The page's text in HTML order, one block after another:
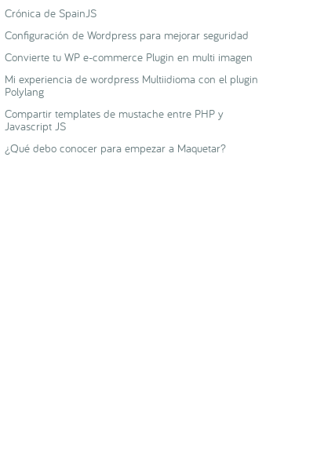
Crónica de SpainJS
Configuración de Wordpress para mejorar seguridad
Convierte tu WP e-commerce Plugin en multi imagen
Mi experiencia de wordpress Multiidioma con el plugin
Polylang
Compartir templates de mustache entre PHP y
Javascript JS
¿Qué debo conocer para empezar a Maquetar?